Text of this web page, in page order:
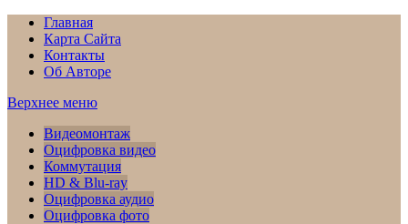
Главная
Карта Сайта
Контакты
Об Авторе
Верхнее меню
Видеомонтаж
Оцифровка видео
Коммутация
HD & Blu-ray
Оцифровка аудио
Оцифровка фото